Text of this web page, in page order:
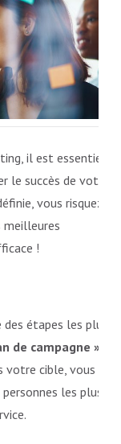
il est essentiel
le succès de votre
vous risquez
meilleures
!
étapes les plus
de campagne »
votre cible, vous
les plus